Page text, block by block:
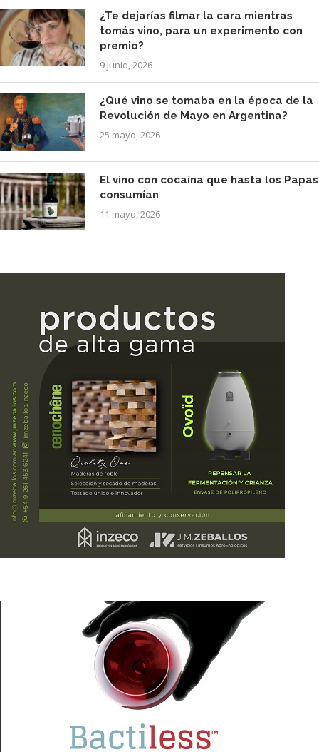
¿Te dejarías filmar la cara mientras
tomás vino, para un experimento con
premio?
9 junio, 2026
¿Qué vino se tomaba en la época de la
Revolución de Mayo en Argentina?
25 mayo, 2026
El vino con cocaína que hasta los Papas
consumían
11 mayo, 2026